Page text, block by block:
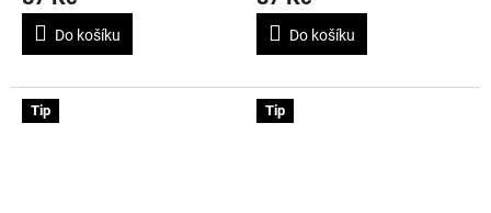
Do košíku Do košíku
Tip Tip